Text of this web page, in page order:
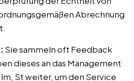
Abrechnung
Sie sammeln oft Feedback
dieses an das Management
St weiter, um den Service